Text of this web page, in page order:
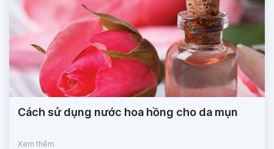
Cách sử dụng nước hoa hồng cho da mụn
Xem thêm